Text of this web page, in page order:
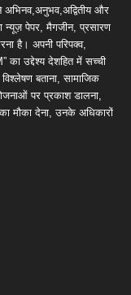
और
न्यूज़ पेपर, मैगजीन, प्रसारण
है। अपनी परिपक्व,
का उद्देश्य देशहित में सच्ची
बताना, सामाजिक
पर प्रकाश डालना,
मौका देना, उनके अधिकारों